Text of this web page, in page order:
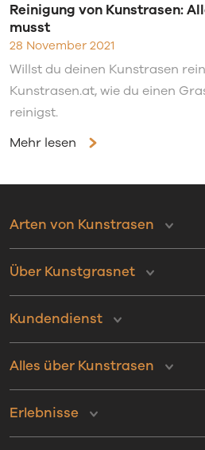
Reinigung von Kunstrasen:
musst
28 November 2021
Willst du deinen Kunstrasen
Kunstrasen.at, wie du einen
reinigst.
Mehr lesen
Arten von Kunstrasen
Über Kunstgrasnet
Kundendienst
Alles über Kunstrasen
Erlebnisse